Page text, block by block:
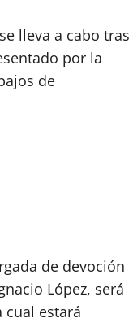
lleva a cabo tras
por la
de
de devoción
López, será
cual estará